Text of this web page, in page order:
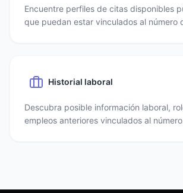
Encuentre perfiles de citas disponibles
que puedan estar vinculados al número
Historial laboral
Descubra posible información laboral,
empleos anteriores vinculados al